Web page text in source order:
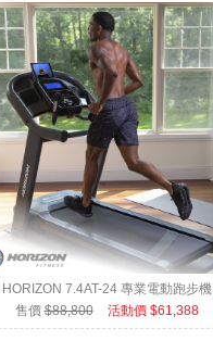
HORIZON 7.4AT-24 專業電動跑步機
售價$88,800 活動價 $61,388